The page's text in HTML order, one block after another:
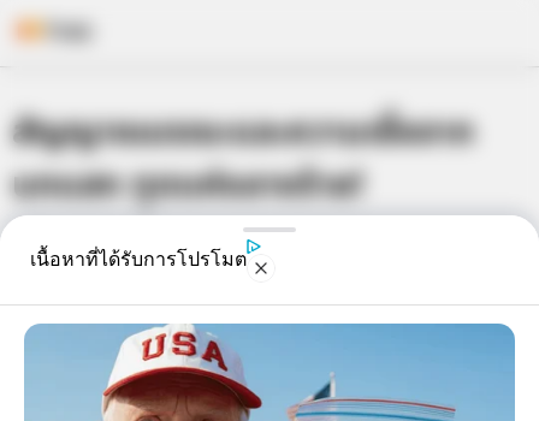
to
content
สัญญาณมรณะและความเชื่อจาก
นกแสก ทูตแห่งลางร้าย!
เจ้าหมอดู 18 ก.ย. 2015
เนื้อหาที่ได้รับการโปรโมต